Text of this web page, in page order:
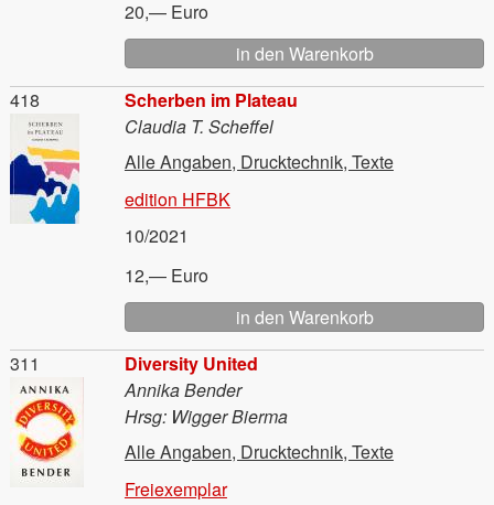
20,— Euro
Scherben im Plateau
Material
418
Claudia T. Scheffel
Alle Angaben, Drucktechnik, Texte
edition HFBK
10/2021
12,— Euro
Diversity United
Material
311
Annika Bender
Hrsg: Wigger Bierma
Alle Angaben, Drucktechnik, Texte
Freiexemplar